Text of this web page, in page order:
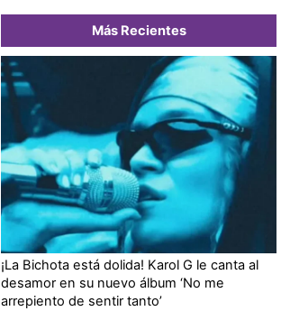
Más Recientes
¡La Bichota está dolida! Karol G le canta al
desamor en su nuevo álbum ‘No me
arrepiento de sentir tanto’